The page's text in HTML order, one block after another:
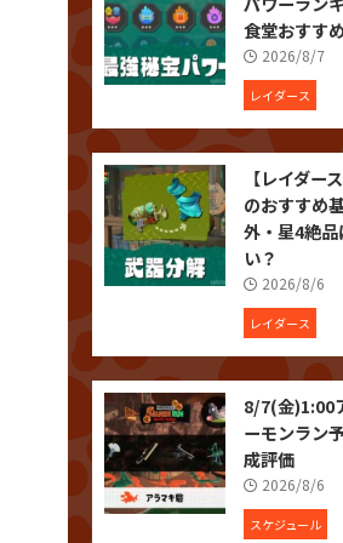
食堂おすす
2026/8/7
レイダース
【レイダー
のおすすめ
外・星4絶
い？
2026/8/6
レイダース
8/7(金)1:00
ーモンラン
成評価
2026/8/6
スケジュール